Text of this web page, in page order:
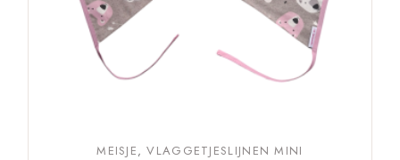
MEISJE VLAGGETJESLIJNEN MINI